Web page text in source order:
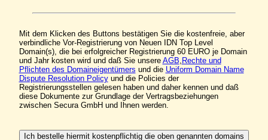
Mit dem Klicken des Buttons bestätigen Sie die kostenfreie, aber
verbindliche Vor-Registrierung von Neuen IDN Top Level
Domain(s), die bei erfolgreicher Registrierung 60 EURO je Domain
und Jahr kosten wird und daß Sie unsere AGB, Rechte und
Pflichten des Domaineigentümers und die Uniform Domain Name
Dispute Resolution Policyund die Policies der
Registrierungsstellen gelesen haben und daher kennen und daß
diese Dokumente zur Grundlage der Vertragsbeziehungen
zwischen Secura GmbH und Ihnen werden.